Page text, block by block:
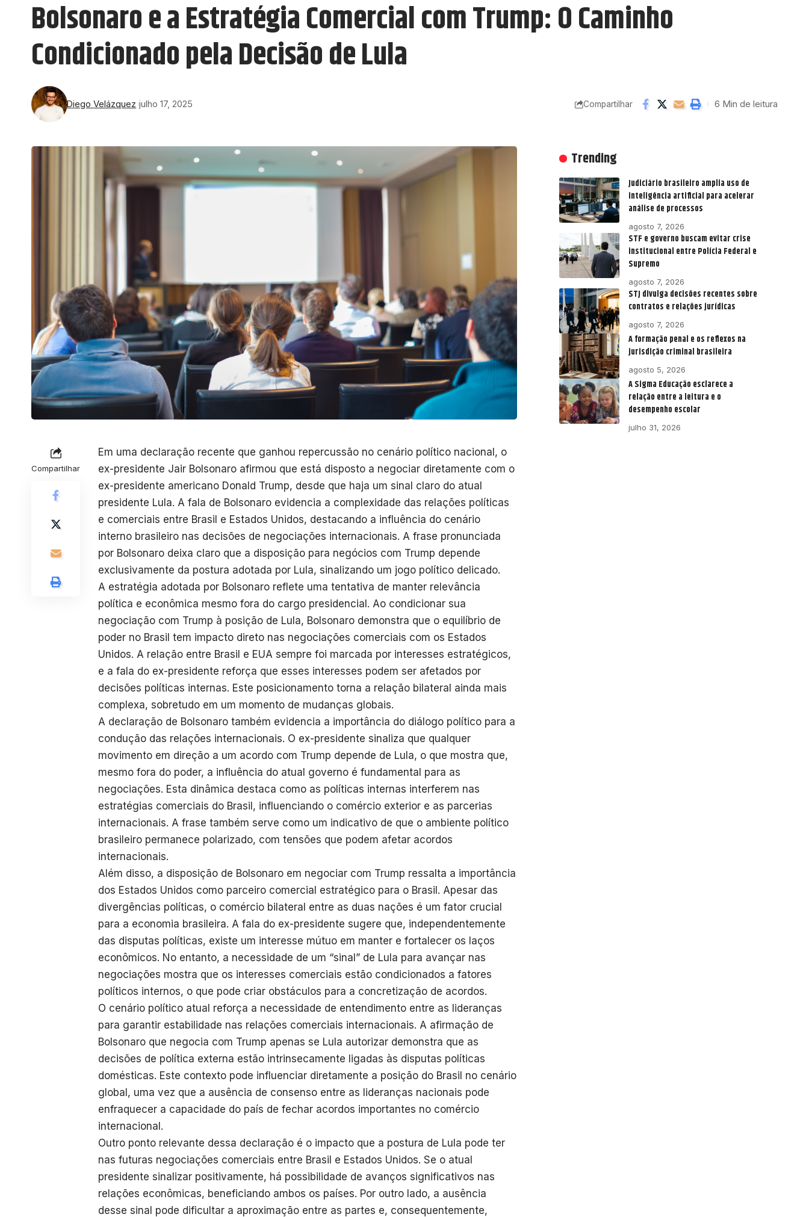
Bolsonaro e a Estratégia Comercial com Trump: O Caminho
Condicionado pela Decisão de Lula
Diego Velázquez julho 17, 2025 Compartilhar 6 Min de leitura
Compartilhar
Em uma declaração recente que ganhou repercussão no cenário político nacional, o
ex-presidente Jair Bolsonaro afirmou que está disposto a negociar diretamente com o
ex-presidente americano Donald Trump, desde que haja um sinal claro do atual
presidente Lula. A fala de Bolsonaro evidencia a complexidade das relações políticas
e comerciais entre Brasil e Estados Unidos, destacando a influência do cenário
interno brasileiro nas decisões de negociações internacionais. A frase pronunciada
por Bolsonaro deixa claro que a disposição para negócios com Trump depende
exclusivamente da postura adotada por Lula, sinalizando um jogo político delicado.
A estratégia adotada por Bolsonaro reflete uma tentativa de manter relevância
política e econômica mesmo fora do cargo presidencial. Ao condicionar sua
negociação com Trump à posição de Lula, Bolsonaro demonstra que o equilíbrio de
poder no Brasil tem impacto direto nas negociações comerciais com os Estados
Unidos. A relação entre Brasil e EUA sempre foi marcada por interesses estratégicos,
e a fala do ex-presidente reforça que esses interesses podem ser afetados por
decisões políticas internas. Este posicionamento torna a relação bilateral ainda mais
complexa, sobretudo em um momento de mudanças globais.
A declaração de Bolsonaro também evidencia a importância do diálogo político para a
condução das relações internacionais. O ex-presidente sinaliza que qualquer
movimento em direção a um acordo com Trump depende de Lula, o que mostra que,
mesmo fora do poder, a influência do atual governo é fundamental para as
negociações. Esta dinâmica destaca como as políticas internas interferem nas
estratégias comerciais do Brasil, influenciando o comércio exterior e as parcerias
internacionais. A frase também serve como um indicativo de que o ambiente político
brasileiro permanece polarizado, com tensões que podem afetar acordos
internacionais.
Além disso, a disposição de Bolsonaro em negociar com Trump ressalta a importância
dos Estados Unidos como parceiro comercial estratégico para o Brasil. Apesar das
divergências políticas, o comércio bilateral entre as duas nações é um fator crucial
para a economia brasileira. A fala do ex-presidente sugere que, independentemente
das disputas políticas, existe um interesse mútuo em manter e fortalecer os laços
econômicos. No entanto, a necessidade de um “sinal” de Lula para avançar nas
negociações mostra que os interesses comerciais estão condicionados a fatores
políticos internos, o que pode criar obstáculos para a concretização de acordos.
O cenário político atual reforça a necessidade de entendimento entre as lideranças
para garantir estabilidade nas relações comerciais internacionais. A afirmação de
Bolsonaro que negocia com Trump apenas se Lula autorizar demonstra que as
decisões de política externa estão intrinsecamente ligadas às disputas políticas
domésticas. Este contexto pode influenciar diretamente a posição do Brasil no cenário
global, uma vez que a ausência de consenso entre as lideranças nacionais pode
enfraquecer a capacidade do país de fechar acordos importantes no comércio
internacional.
Outro ponto relevante dessa declaração é o impacto que a postura de Lula pode ter
nas futuras negociações comerciais entre Brasil e Estados Unidos. Se o atual
presidente sinalizar positivamente, há possibilidade de avanços significativos nas
relações econômicas, beneficiando ambos os países. Por outro lado, a ausência
desse sinal pode dificultar a aproximação entre as partes e, consequentemente,
Trending
Judiciário brasileiro amplia uso de
inteligência artificial para acelerar
análise de processos
agosto 7, 2026
STF e governo buscam evitar crise
institucional entre Polícia Federal e
Supremo
agosto 7, 2026
STJ divulga decisões recentes sobre
contratos e relações jurídicas
agosto 7, 2026
A formação penal e os reflexos na
jurisdição criminal brasileira
agosto 5, 2026
A Sigma Educação esclarece a
relação entre a leitura e o
desempenho escolar
julho 31, 2026